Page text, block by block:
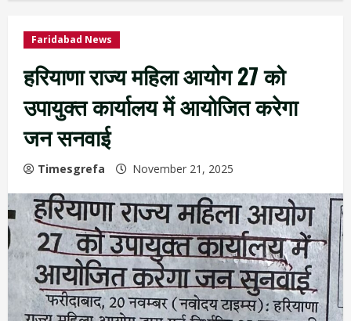
Faridabad News
हरियाणा राज्य महिला आयोग 27 को
उपायुक्त कार्यालय में आयोजित करेगा
जन सनवाई
Timesgrefa November 21, 2025